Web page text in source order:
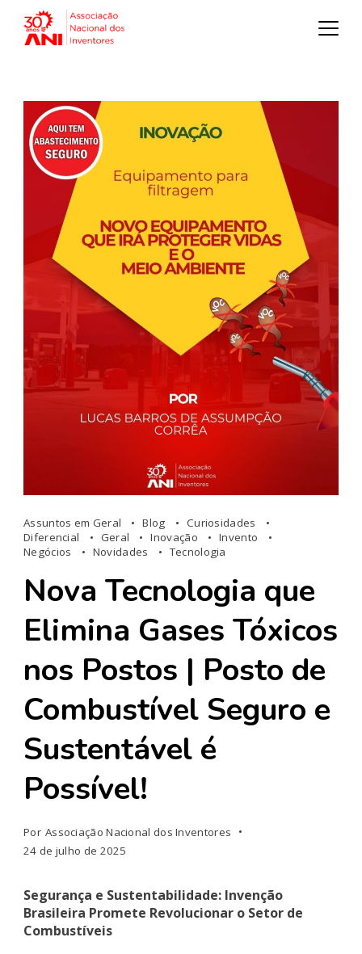
Assuntos em Geral Blog
Curiosidades
Diferencial
Geral Inovação
Invento
Negócios
Novidades Tecnologia
Nova Tecnologia que
Elimina Gases Tóxicos
nos Postos | Posto de
Combustível Seguro e
Sustentável é
Possível!
Por Associação Nacional dos Inventores
24 de julho de 2025
Segurança e Sustentabilidade: Invenção
Brasileira Promete Revolucionar o Setor de
Combustíveis